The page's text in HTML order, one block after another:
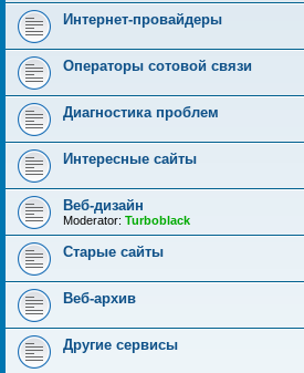
Интернет-провайдеры
Операторы сотовой связи
Диагностика проблем
Интересные сайты
Веб-дизайн
Moderator: Turboblack
Старые сайты
Веб-архив
Другие сервисы